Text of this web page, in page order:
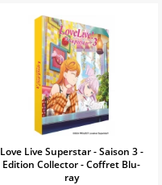
Love Live Superstar - Saison 3 -
Edition Collector - Coffret Blu-
ray